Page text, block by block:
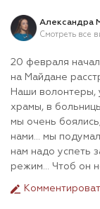
Александра
Смотреть все
20 февраля
на Майдане
Наши волонтеры,
храмы, в
мы очень
нами... мы
нам надо успеть
режим... Чтоб он